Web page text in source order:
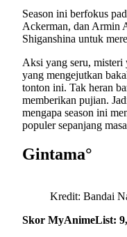
Season ini berfokus
Ackerman, dan Armin
Shiganshina untuk
Aksi yang seru, misteri
yang mengejutkan
tonton ini. Tak heran
memberikan pujian.
mengapa season ini
populer sepanjang
Gintama°
Kredit: Bandai
Skor MyAnimeList: